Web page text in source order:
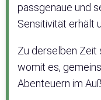
passgenaue und
Sensitivität erhält
Zu derselben Zeit
womit es,
Abenteuern im